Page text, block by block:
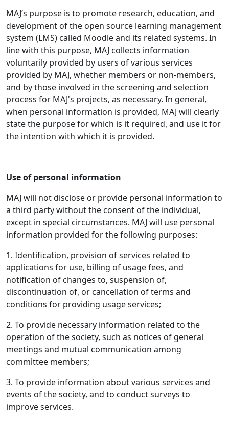
MAJ’s purpose is to promote research, education, and
development of the open source learning management
system (LMS) called Moodle and its related systems. In
line with this purpose, MAJ collects information
voluntarily provided by users of various services
provided by MAJ, whether members or non-members,
and by those involved in the screening and selection
process for MAJ's projects, as necessary. In general,
when personal information is provided, MAJ will clearly
state the purpose for which is it required, and use it for
the intention with which it is provided.
Use of personal information
MAJ will not disclose or provide personal information to
a third party without the consent of the individual,
except in special circumstances. MAJ will use personal
information provided for the following purposes:
1. Identification, provision of services related to
applications for use, billing of usage fees, and
notification of changes to, suspension of,
discontinuation of, or cancellation of terms and
conditions for providing usage services;
2. To provide necessary information related to the
operation of the society, such as notices of general
meetings and mutual communication among
committee members;
3. To provide information about various services and
events of the society, and to conduct surveys to
improve services.